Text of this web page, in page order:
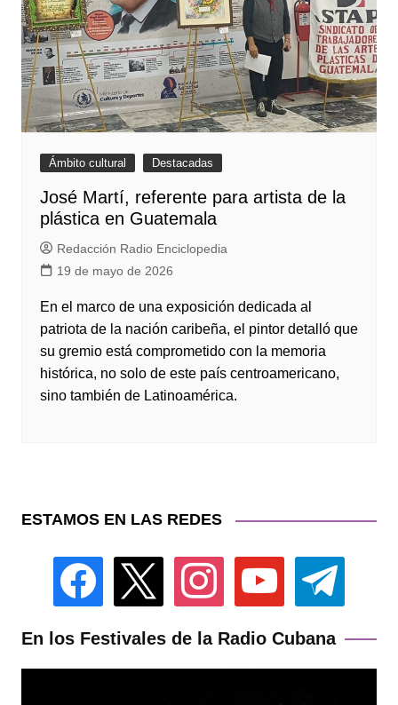
Ámbito cultural Destacadas
José Martí, referente para artista de la
plástica en Guatemala
Redacción Radio Enciclopedia
19 de mayo de 2026
En el marco de una exposición dedicada al
patriota de la nación caribeña, el pintor detalló que
su gremio está comprometido con la memoria
histórica, no solo de este país centroamericano,
sino también de Latinoamérica.
ESTAMOS EN LAS REDES
facebook instagram youtube telegram
En los Festivales de la Radio Cubana